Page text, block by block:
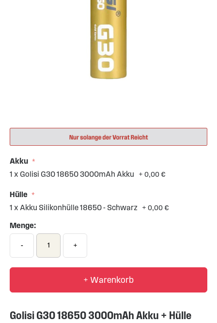
to
beginning
of
images
gallery
Akku
1 x Golisi G30 18650 3000mAh Akku
+ 0,00 €
Hülle
1 x Akku Silikonhülle 18650 - Schwarz + 0,00 €
Menge:
- +
+ Warenkorb
Golisi G30 18650 3000mAh Akku + Hülle